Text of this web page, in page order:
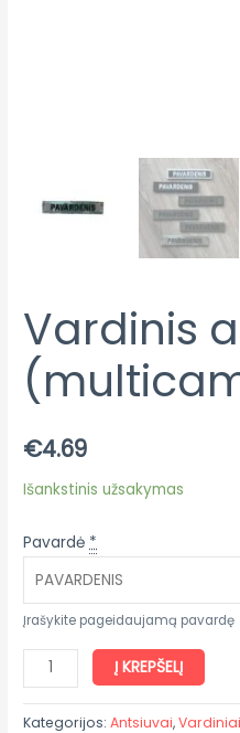
Vardinis
€4.69
Išankstinis užsakymas
Pavardė *
Įrašykite pageidaujamą pavardę
Į KREPŠELĮ
Kategorijos:Antsiuvai,Vardiniai